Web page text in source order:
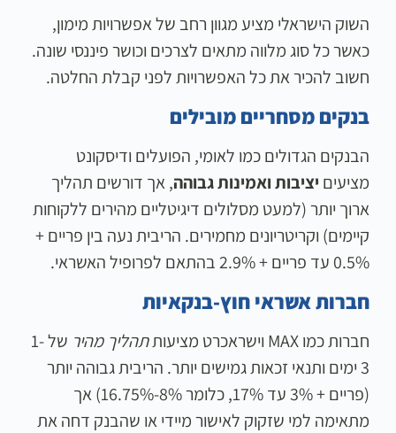
השוק הישראלי מציע מגוון רחב של אפשרויות מימון,
כאשר כל סוג מלווה מתאים לצרכים וכושר פיננסי שונה.
חשוב להכיר את כל האפשרויות לפני קבלת החלטה.
בנקים מסחריים מובילים
הבנקים הגדולים כמו לאומי, הפועלים ודיסקונט
מציעים יציבות ואמינות גבוהה, אך דורשים תהליך
ארוך יותר (למעט מסלולים דיגיטליים מהירים ללקוחות
קיימים) וקריטריונים מחמירים. הריבית נעה בין פריים +
0.5% עד פריים + 2.9% בהתאם לפרופיל האשראי.
חברות אשראי חוץ-בנקאיות
חברות כמו MAX וישראכרט מציעות תהליך מהיר
של 1-
3 ימים ותנאי זכאות גמישים יותר. הריבית גבוהה יותר
(פריים + 3% עד 17%, כלומר 8%-16.75%) אך
מתאימה למי שזקוק לאישור מיידי או שהבנק דחה את